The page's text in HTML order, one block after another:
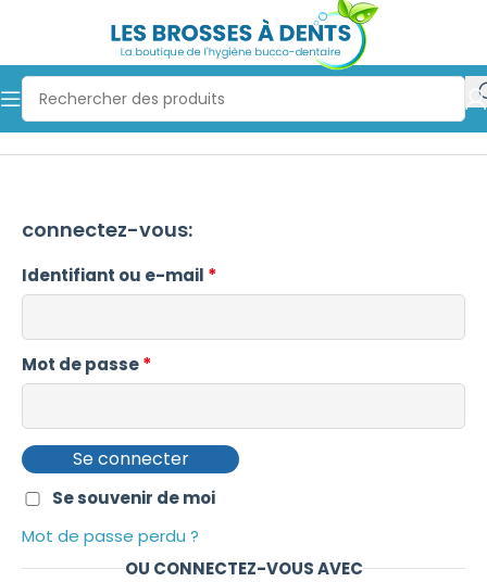
connectez-vous:
Identifiant ou e-mail *
Mot de passe*
Se connecter
Mot de passe perdu ?
Se souvenir de moi
OU CONNECTEZ-VOUS AVEC